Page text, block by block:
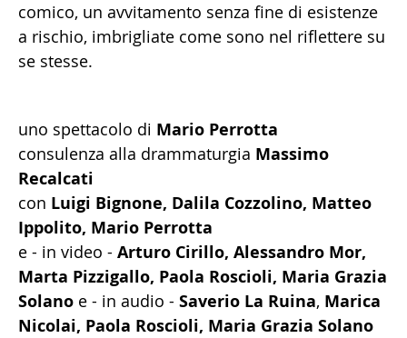
comico, un avvitamento senza fine di esistenze
a rischio, imbrigliate come sono nel riflettere su
se stesse.
uno spettacolo di Mario Perrotta
consulenza alla drammaturgia Massimo
Recalcati
con Luigi Bignone, Dalila Cozzolino, Matteo
Ippolito, Mario Perrotta
e - in video - Arturo Cirillo, Alessandro Mor,
Marta Pizzigallo, Paola Roscioli, Maria Grazia
Solano e - in audio - Saverio La Ruina, Marica
Nicolai, Paola Roscioli, Maria Grazia Solano